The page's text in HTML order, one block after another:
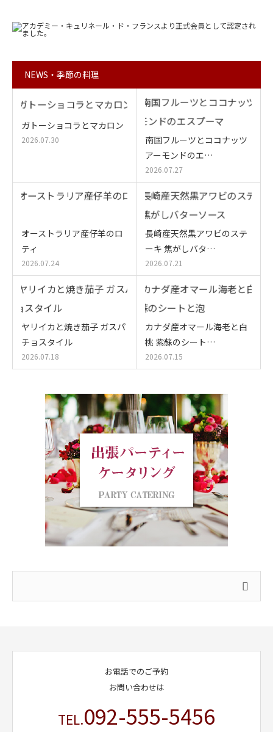
NEWS・季節の料理
ガトーショコラとマカロン
2026.07.30
南国フルーツとココナッツ
アーモンドのエ…
2026.07.27
オーストラリア産仔羊のロ
ティ
2026.07.24
長崎産天然黒アワビのステ
ーキ 焦がしバタ…
2026.07.21
ヤリイカと焼き茄子 ガスパ
チョスタイル
2026.07.18
カナダ産オマール海老と白
桃 紫蘇のシート…
2026.07.15
お電話でのご予約
お問い合わせは
TEL.092-555-5456